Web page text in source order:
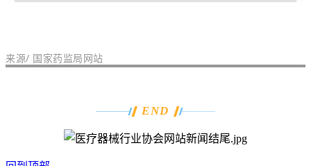
来源/ 国家药监局网站
END